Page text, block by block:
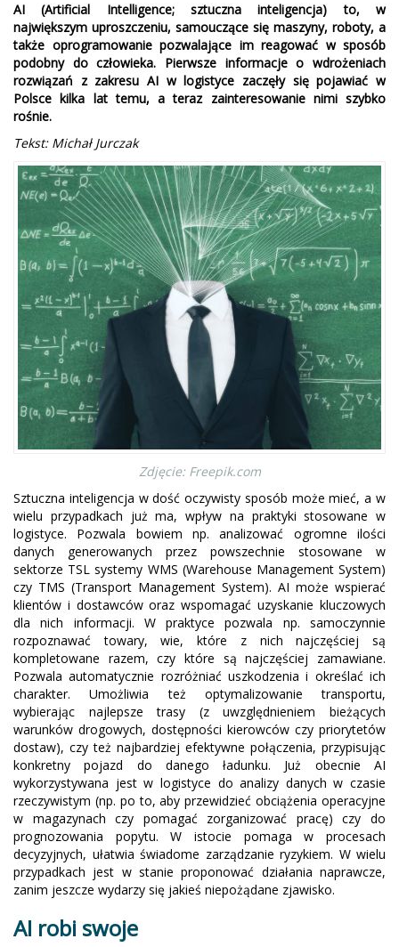
AI (Artificial Intelligence; sztuczna inteligencja) to, w
największym uproszczeniu, samouczące się maszyny, roboty, a
także oprogramowanie pozwalające im reagować w sposób
podobny do człowieka. Pierwsze informacje o wdrożeniach
rozwiązań z zakresu AI w logistyce zaczęły się pojawiać w
Polsce kilka lat temu, a teraz zainteresowanie nimi szybko
rośnie.
Tekst: Michał Jurczak
Zdjęcie: Freepik.com
Sztuczna inteligencja w dość oczywisty sposób może mieć, a w
wielu przypadkach już ma, wpływ na praktyki stosowane w
logistyce. Pozwala bowiem np. analizować ogromne ilości
danych generowanych przez powszechnie stosowane w
sektorze TSL systemy WMS (Warehouse Management System)
czy TMS (Transport Management System). AI może wspierać
klientów i dostawców oraz wspomagać uzyskanie kluczowych
dla nich informacji. W praktyce pozwala np. samoczynnie
rozpoznawać towary, wie, które z nich najczęściej są
kompletowane razem, czy które są najczęściej zamawiane.
Pozwala automatycznie rozróżniać uszkodzenia i określać ich
charakter. Umożliwia też optymalizowanie transportu,
wybierając najlepsze trasy (z uwzględnieniem bieżących
warunków drogowych, dostępności kierowców czy priorytetów
dostaw), czy też najbardziej efektywne połączenia, przypisując
konkretny pojazd do danego ładunku. Już obecnie AI
wykorzystywana jest w logistyce do analizy danych w czasie
rzeczywistym (np. po to, aby przewidzieć obciążenia operacyjne
w magazynach czy pomagać zorganizować pracę) czy do
prognozowania popytu. W istocie pomaga w procesach
decyzyjnych, ułatwia świadome zarządzanie ryzykiem. W wielu
przypadkach jest w stanie proponować działania naprawcze,
zanim jeszcze wydarzy się jakieś niepożądane zjawisko.
AI robi swoje